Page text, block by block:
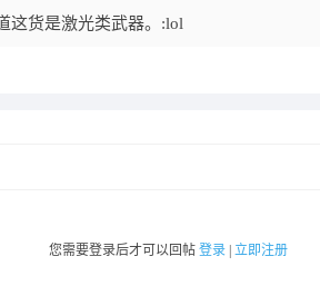
这货是激光类武器。:lol
您需要登录后才可以回帖 登录 立即注册